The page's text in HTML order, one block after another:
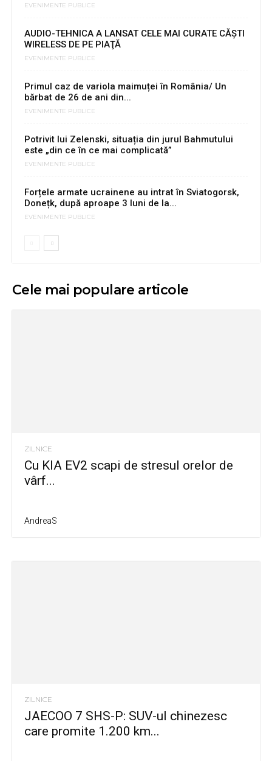
EVENIMENTE PUBLICE
AUDIO-TEHNICA A LANSAT CELE MAI CURATE CĂŞTI
WIRELESS DE PE PIAŢĂ
EVENIMENTE PUBLICE
Primul caz de variola maimuței în România/ Un
bărbat de 26 de ani din...
EVENIMENTE PUBLICE
Potrivit lui Zelenski, situația din jurul Bahmutului
este „din ce în ce mai complicată”
EVENIMENTE PUBLICE
Forțele armate ucrainene au intrat în Sviatogorsk,
Donețk, după aproape 3 luni de la...
EVENIMENTE PUBLICE
Cele mai populare articole
ZILNICE
Cu KIA EV2 scapi de stresul orelor de
vârf...
AndreaS
ZILNICE
JAECOO 7 SHS-P: SUV-ul chinezesc
care promite 1.200 km...